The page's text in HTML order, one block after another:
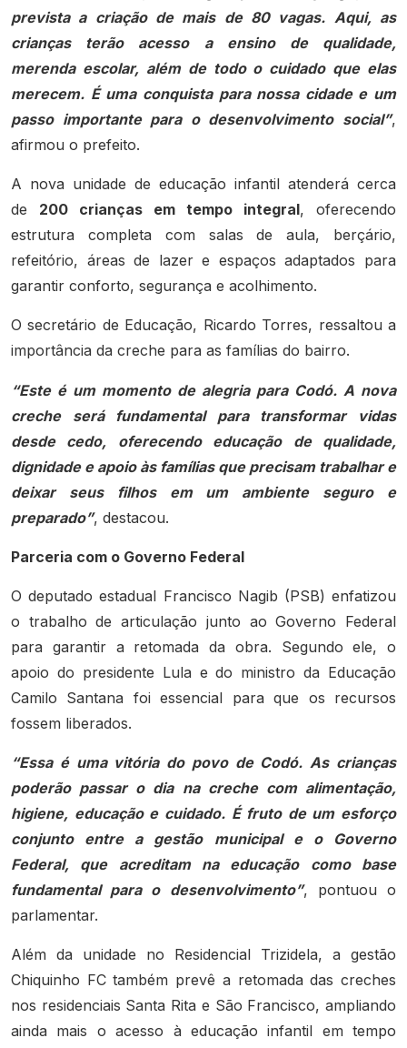
prevista a criação de mais de 80 vagas. Aqui, as
crianças terão acesso a ensino de qualidade,
merenda escolar, além de todo o cuidado que elas
merecem. É uma conquista para nossa cidade e um
passo importante para o desenvolvimento social”,
afirmou o prefeito.
A nova unidade de educação infantil atenderá cerca
de 200 crianças em tempo integral, oferecendo
estrutura completa com salas de aula, berçário,
refeitório, áreas de lazer e espaços adaptados para
garantir conforto, segurança e acolhimento.
O secretário de Educação, Ricardo Torres, ressaltou a
importância da creche para as famílias do bairro.
“Este é um momento de alegria para Codó. A nova
creche será fundamental para transformar vidas
desde cedo, oferecendo educação de qualidade,
dignidade e apoio às famílias que precisam trabalhar e
deixar seus filhos em um ambiente seguro e
preparado”, destacou.
Parceria com o Governo Federal
O deputado estadual Francisco Nagib (PSB) enfatizou
o trabalho de articulação junto ao Governo Federal
para garantir a retomada da obra. Segundo ele, o
apoio do presidente Lula e do ministro da Educação
Camilo Santana foi essencial para que os recursos
fossem liberados.
“Essa é uma vitória do povo de Codó. As crianças
poderão passar o dia na creche com alimentação,
higiene, educação e cuidado. É fruto de um esforço
conjunto entre a gestão municipal e o Governo
Federal, que acreditam na educação como base
fundamental para o desenvolvimento”, pontuou o
parlamentar.
Além da unidade no Residencial Trizidela, a gestão
Chiquinho FC também prevê a retomada das creches
nos residenciais Santa Rita e São Francisco, ampliando
ainda mais o acesso à educação infantil em tempo